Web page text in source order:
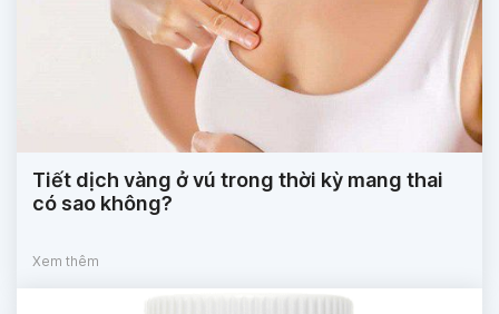
Tiết dịch vàng ở vú trong thời kỳ mang thai
có sao không?
Xem thêm